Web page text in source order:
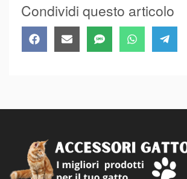
Condividi questo articolo
Share
on
FacebookShare
on
Email Share
on
SMS Share
on
WhatsAppShare
on